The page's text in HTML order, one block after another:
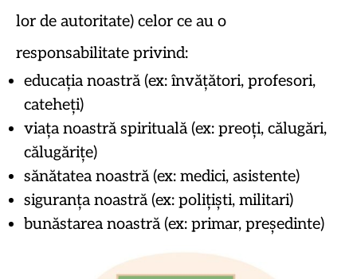
lor de autoritate) celor ce au o
responsabilitate privind:
educația noastră (ex: învățători, profesori,
cateheți)
viața noastră spirituală (ex: preoți, călugări,
călugărițe)
sănătatea noastră (ex: medici, asistente)
siguranța noastră (ex: polițiști, militari)
bunăstarea noastră (ex: primar, președinte)